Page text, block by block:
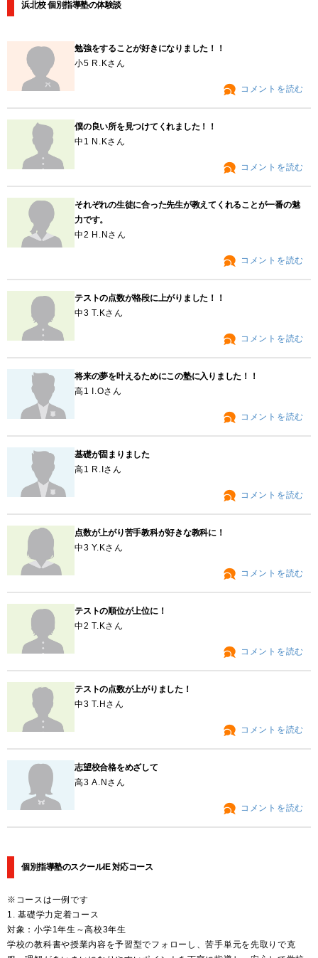
浜北校 個別指導塾の体験談
勉強をすることが好きになりました！！
小5 R.Kさん
コメントを読む
僕の良い所を見つけてくれました！！
中1 N.Kさん
コメントを読む
それぞれの生徒に合った先生が教えてくれることが一番の魅
力です。
中2 H.Nさん
コメントを読む
テストの点数が格段に上がりました！！
中3 T.Kさん
コメントを読む
将来の夢を叶えるためにこの塾に入りました！！
高1 I.Oさん
コメントを読む
基礎が固まりました
高1 R.Iさん
コメントを読む
点数が上がり苦手教科が好きな教科に！
中3 Y.Kさん
コメントを読む
テストの順位が上位に！
中2 T.Kさん
コメントを読む
テストの点数が上がりました！
中3 T.Hさん
コメントを読む
志望校合格をめざして
高3 A.Nさん
コメントを読む
個別指導塾のスクールIE 対応コース
※コースは一例です
1. 基礎学力定着コース
対象：小学1年生～高校3年生
学校の教科書や授業内容を予習型でフォローし、苦手単元を先取りで克